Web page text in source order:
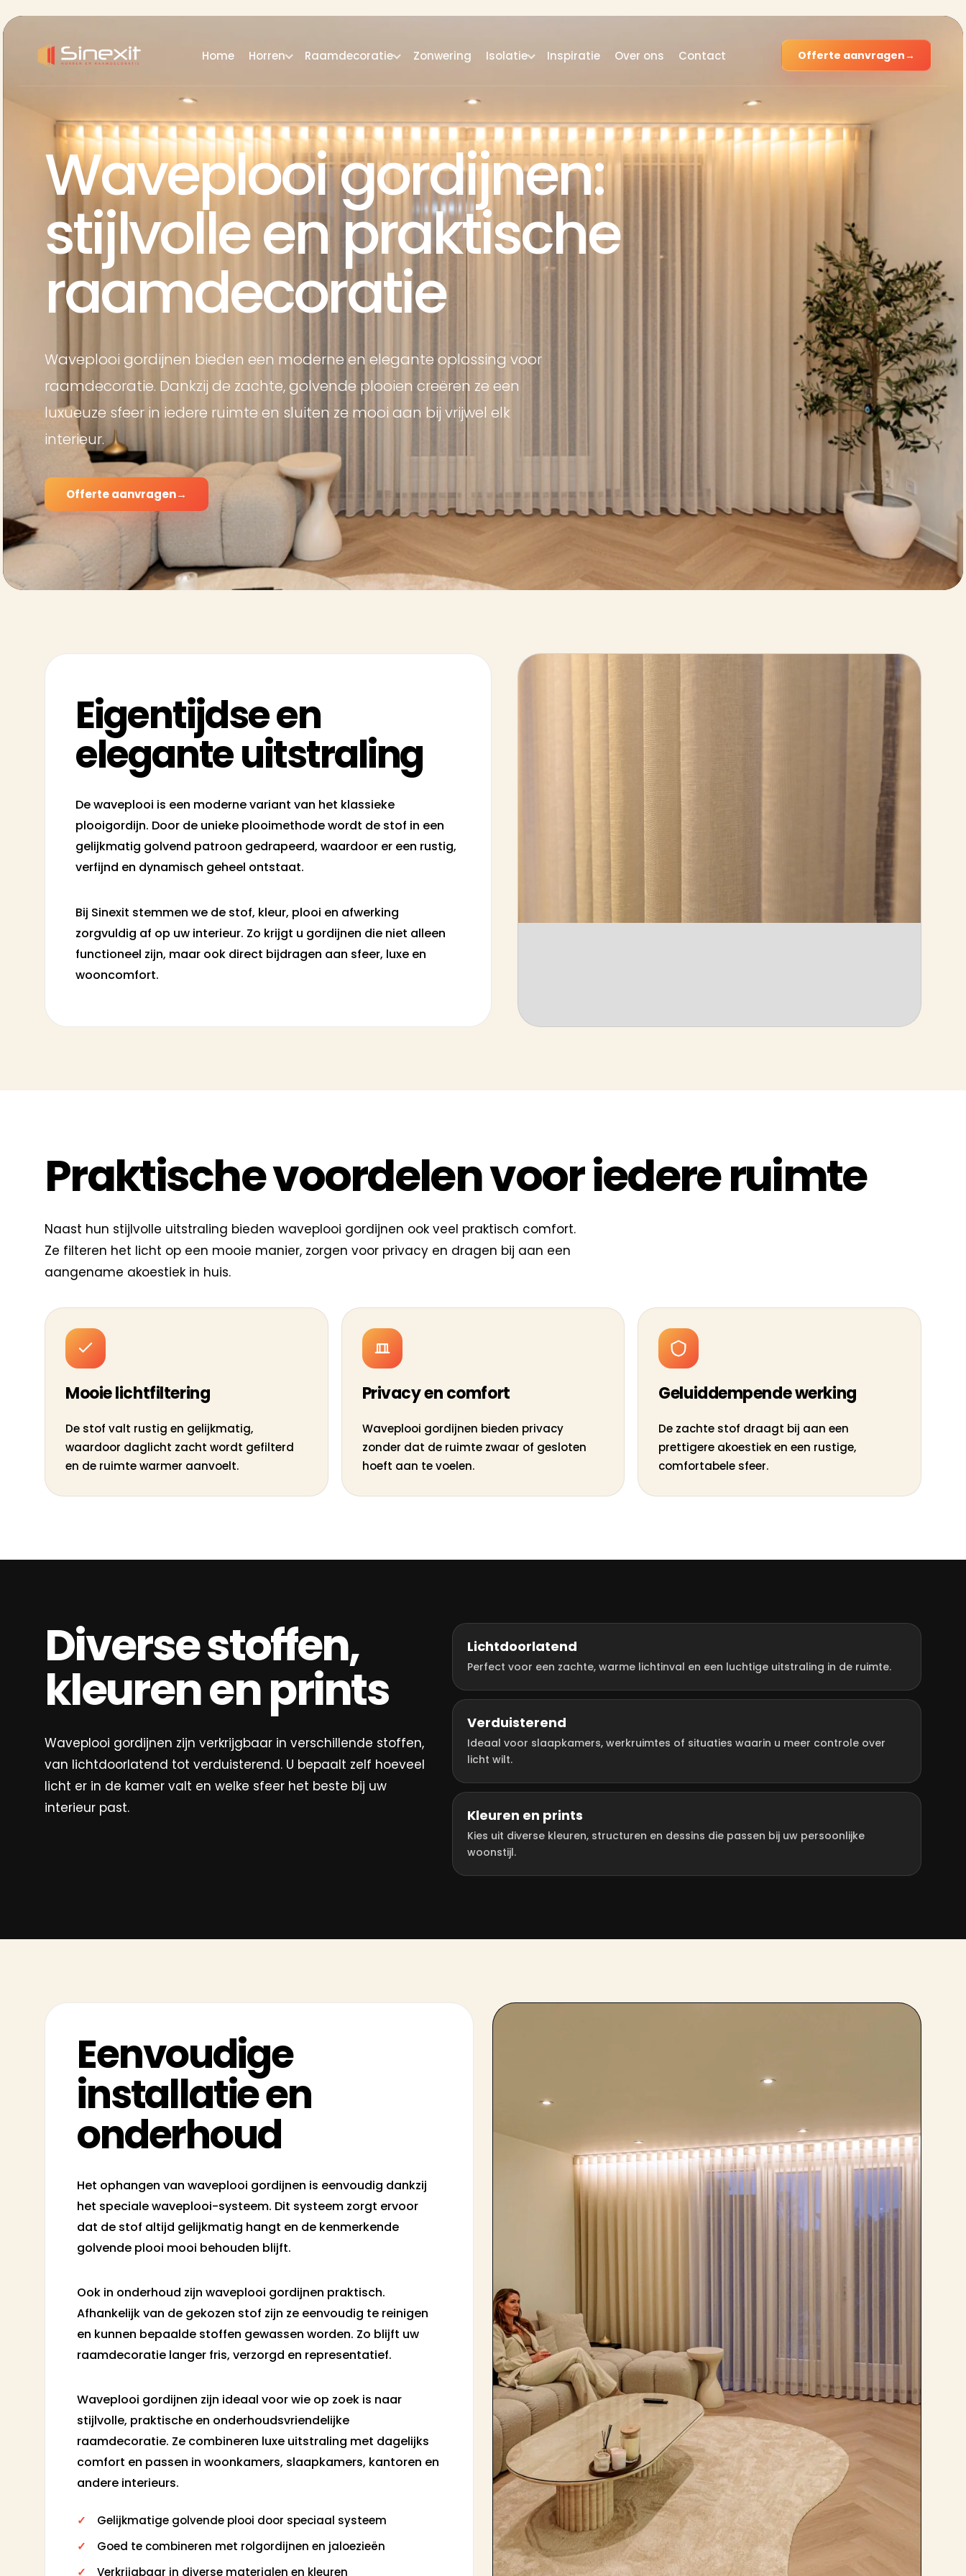
Waveplooi gordijnen:
stijlvolle en praktische
raamdecoratie
Waveplooi gordijnen bieden een moderne en elegante oplossing voor
raamdecoratie. Dankzij de zachte, golvende plooien creëren ze een
luxueuze sfeer in iedere ruimte en sluiten ze mooi aan bij vrijwel elk
interieur.
Offerte aanvragen→
Eigentijdse en
elegante uitstraling
De waveplooi is een moderne variant van het klassieke
plooigordijn. Door de unieke plooimethode wordt de stof in een
gelijkmatig golvend patroon gedrapeerd, waardoor er een rustig,
verfijnd en dynamisch geheel ontstaat.
Bij Sinexit stemmen we de stof, kleur, plooi en afwerking
zorgvuldig af op uw interieur. Zo krijgt u gordijnen die niet alleen
functioneel zijn, maar ook direct bijdragen aan sfeer, luxe en
wooncomfort.
Praktische voordelen voor iedere ruimte
Naast hun stijlvolle uitstraling bieden waveplooi gordijnen ook veel praktisch comfort.
Ze filteren het licht op een mooie manier, zorgen voor privacy en dragen bij aan een
aangename akoestiek in huis.
Mooie lichtfiltering
De stof valt rustig en gelijkmatig,
waardoor daglicht zacht wordt gefilterd
en de ruimte warmer aanvoelt.
Privacy en comfort
Waveplooi gordijnen bieden privacy
zonder dat de ruimte zwaar of gesloten
hoeft aan te voelen.
Geluiddempende werking
De zachte stof draagt bij aan een
prettigere akoestiek en een rustige,
comfortabele sfeer.
Diverse stoffen,
kleuren en prints
Waveplooi gordijnen zijn verkrijgbaar in verschillende stoffen,
van lichtdoorlatend tot verduisterend. U bepaalt zelf hoeveel
licht er in de kamer valt en welke sfeer het beste bij uw
interieur past.
Lichtdoorlatend
Perfect voor een zachte, warme lichtinval en een luchtige uitstraling in de ruimte.
Verduisterend
Ideaal voor slaapkamers, werkruimtes of situaties waarin u meer controle over
licht wilt.
Kleuren en prints
Kies uit diverse kleuren, structuren en dessins die passen bij uw persoonlijke
woonstijl.
Eenvoudige
installatie en
onderhoud
Het ophangen van waveplooi gordijnen is eenvoudig dankzij
het speciale waveplooi-systeem. Dit systeem zorgt ervoor
dat de stof altijd gelijkmatig hangt en de kenmerkende
golvende plooi mooi behouden blijft.
Ook in onderhoud zijn waveplooi gordijnen praktisch.
Afhankelijk van de gekozen stof zijn ze eenvoudig te reinigen
en kunnen bepaalde stoffen gewassen worden. Zo blijft uw
raamdecoratie langer fris, verzorgd en representatief.
Waveplooi gordijnen zijn ideaal voor wie op zoek is naar
stijlvolle, praktische en onderhoudsvriendelijke
raamdecoratie. Ze combineren luxe uitstraling met dagelijks
comfort en passen in woonkamers, slaapkamers, kantoren en
andere interieurs.
Gelijkmatige golvende plooi door speciaal systeem
Goed te combineren met rolgordijnen en jaloezieën
Verkrijgbaar in diverse materialen en kleuren
Home Horren Raamdecoratie Zonwering Isolatie Inspiratie Over ons Contact Offerte aanvragen→